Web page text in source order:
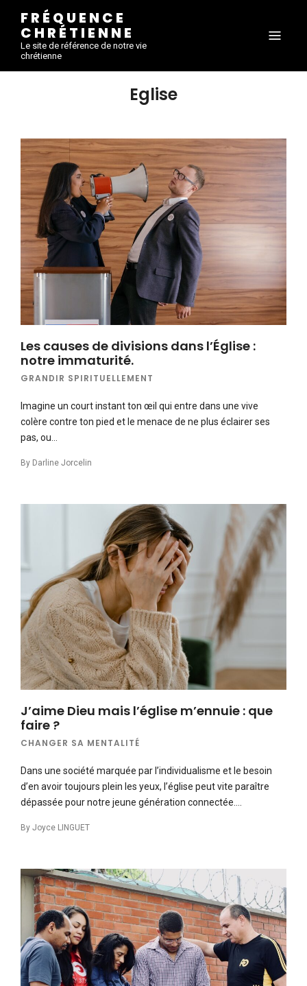
FRÉQUENCE
CHRÉTIENNE
Le site de référence de notre vie
chrétienne
Eglise
Les causes de divisions dans l’Église :
notre immaturité.
GRANDIR SPIRITUELLEMENT
Imagine un court instant ton œil qui entre dans une vive
colère contre ton pied et le menace de ne plus éclairer ses
pas, ou…
By Darline Jorcelin
J’aime Dieu mais l’église m’ennuie : que
faire ?
CHANGER SA MENTALITÉ
Dans une société marquée par l’individualisme et le besoin
d’en avoir toujours plein les yeux, l’église peut vite paraître
dépassée pour notre jeune génération connectée….
By Joyce LINGUET